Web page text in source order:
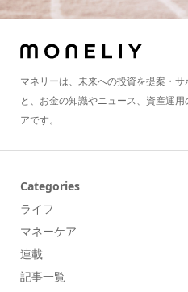
マネリーは、未来への投資を提案・
と、お金の知識やニュース、資産運
アです。
Categories
ライフ
マネーケア
連載
記事一覧